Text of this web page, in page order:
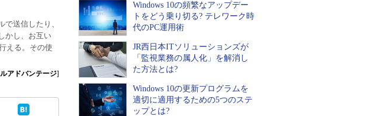
Database Expert
Linux ＆ OSS
Master of IP Network
Security & Trust
送信したり、
かし、お互い
える。その使
アドバンテージ]
Windows 10の頻繁なアップデー
トをどう乗り切る? テレワーク時
代のPC運用術
JR西日本ITソリューションズが
「監視業務の属人化」を解消し
た方法とは?
Windows 10の更新プログラムを
適切に適用するための5つのステ
ップとは?